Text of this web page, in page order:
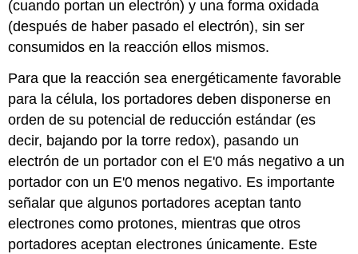
(cuando portan un electrón) y una forma oxidada
(después de haber pasado el electrón), sin ser
consumidos en la reacción ellos mismos.
Para que la reacción sea energéticamente favorable
para la célula, los portadores deben disponerse en
orden de su potencial de reducción estándar (es
decir, bajando por la torre redox), pasando un
electrón de un portador con el E'0 más negativo a un
portador con un E'0 menos negativo. Es importante
señalar que algunos portadores aceptan tanto
electrones como protones, mientras que otros
portadores aceptan electrones únicamente. Este